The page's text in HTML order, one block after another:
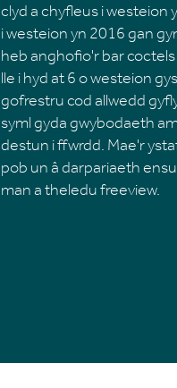
clyd a chyfleus i westeion
i westeion yn 2016 gan
heb anghofio'r bar
lle i hyd at 6 o westeion
gofrestru cod allwedd
syml gyda gwybodaeth
destun i ffwrdd. Mae'r
pob un â darpariaeth
man a theledu freeview.